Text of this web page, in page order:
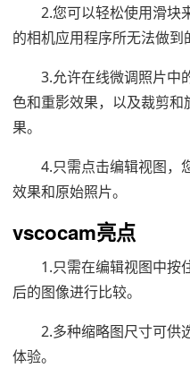
2.您可以轻松使用滑块
的相机应用程序所无法做到
3.允许在线微调照片中
色和重影效果，以及裁剪
果。
4.只需点击编辑视图，
效果和原始照片。
vscocam亮点
1.只需在编辑视图中按
后的图像进行比较。
2.多种缩略图尺寸可供
体验。